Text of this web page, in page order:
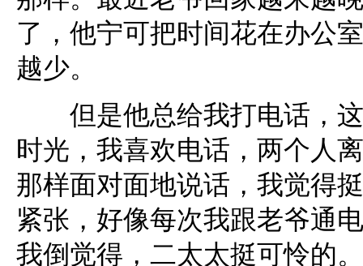
了，他宁可把时间花在办公
越少。
但是他总给我打电话，这
时光，我喜欢电话，两个人
那样面对面地说话，我觉得
紧张，好像每次我跟老爷通
我倒觉得，二太太挺可怜的。